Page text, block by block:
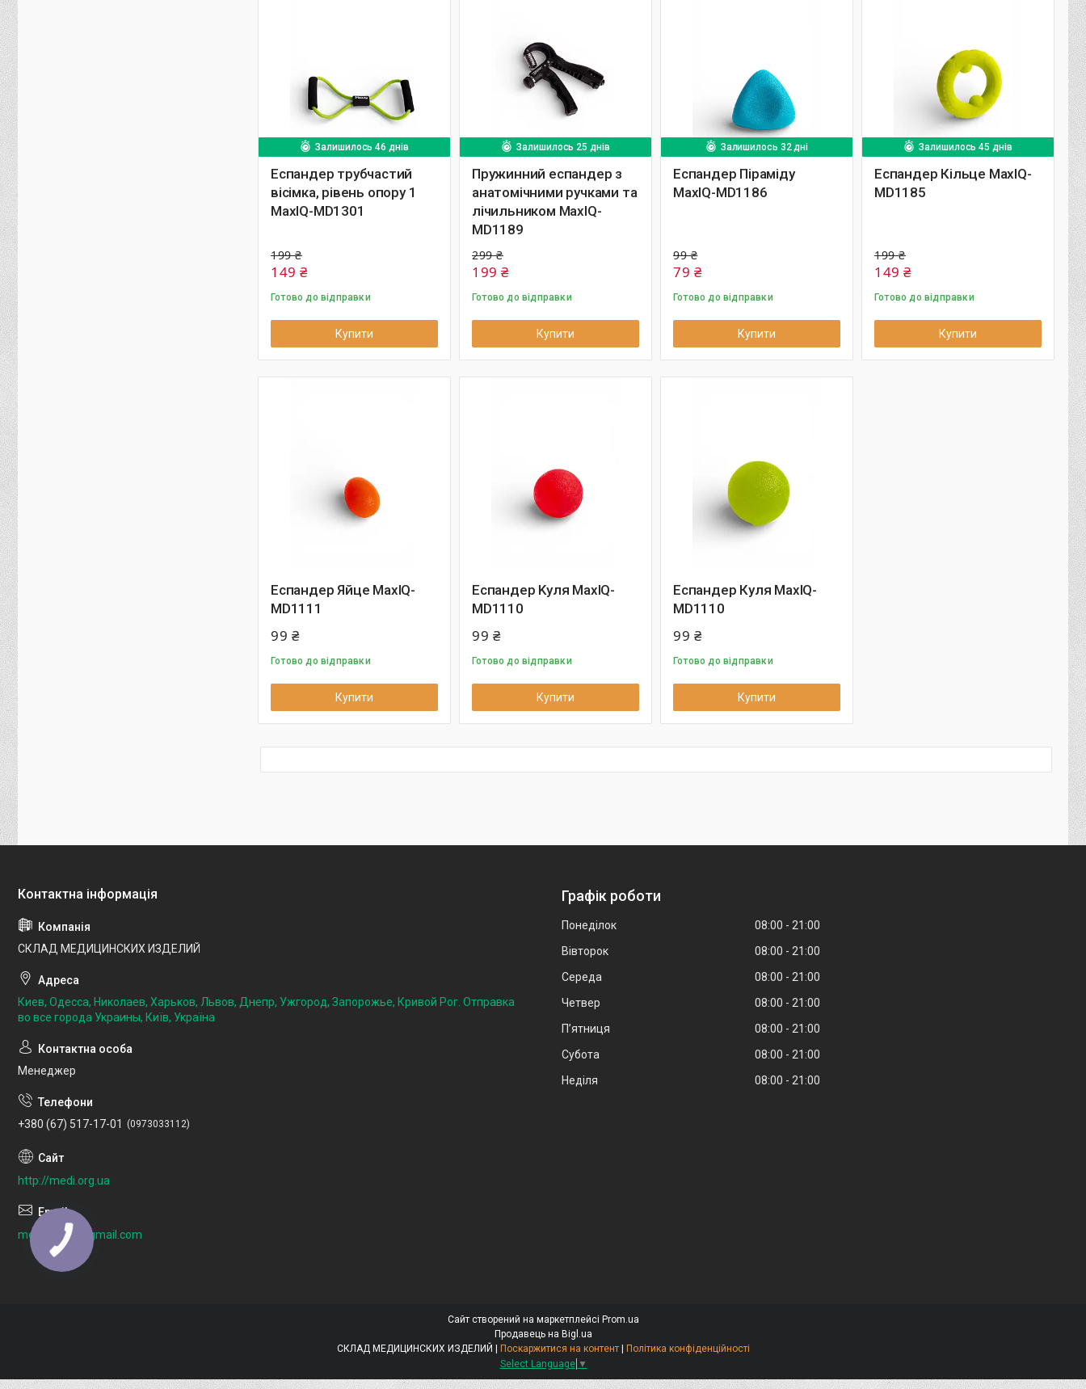
Залишилось 46 днів
Еспандер трубчастий
вісімка, рівень опору 1
MaxIQ-MD1301
199 ₴
149 ₴
Готово до відправки
Купити
Залишилось 25 днів
Пружинний еспандер з
анатомічними ручками та
лічильником MaxIQ-
MD1189
299 ₴
199 ₴
Готово до відправки
Купити
Залишилось 32 дні
Еспандер Піраміду
MaxIQ-MD1186
99 ₴
79 ₴
Готово до відправки
Купити
Залишилось 45 днів
Еспандер Кільце MaxIQ-
MD1185
199 ₴
149 ₴
Готово до відправки
Купити
Еспандер Яйце MaxIQ-
MD1111
99 ₴
Готово до відправки
Купити
Еспандер Kуля MaxIQ-
MD1110
99 ₴
Готово до відправки
Купити
Еспандер Куля MaxIQ-
MD1110
99 ₴
Готово до відправки
Купити
СКЛАД МЕДИЦИНСКИХ ИЗДЕЛИЙ
Киев, Одесса, Николаев, Харьков, Львов, Днепр, Ужгород, Запорожье, Кривой Рог. Отправка
во все города Украины, Київ, Україна
Менеджер
+380 (67) 517-17-01 0973033112
http://medi.org.ua
medi.org.ua@gmail.com
Графік роботи
Понеділок 08:00
21:00
Вівторок
08:00
21:00
Середа
08:00
21:00
Четвер
08:00
21:00
Пʼятниця
08:00
21:00
Субота
08:00
21:00
Неділя
08:00 21:00
Сайт створений на маркетплейсі Prom.ua
Продавець на Bigl.ua
Поскаржитися на контент
Політика конфіденційності
Select Language ▼